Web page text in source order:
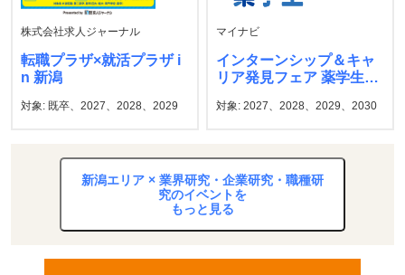
株式会社求人ジャーナル
転職プラザ×就活プラザ i
n 新潟
対象: 既卒、2027、2028、2029
マイナビ
インターンシップ＆キャ
リア発見フェア 薬学生
対象: 2027、2028、2029、2030
新潟エリア × 業界研究・企業研究・職種研
究のイベントを
もっと見る